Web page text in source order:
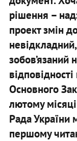
рішення –
проект змін
зобов’язаний
Основного
лютому
Рада України
першому